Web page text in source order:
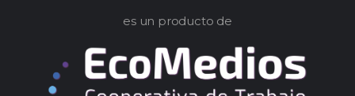
es un producto de